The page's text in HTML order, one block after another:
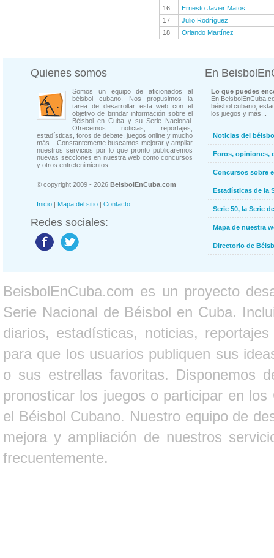
16
Ernesto Javier Matos
17
Julio Rodríguez
18
Orlando Martínez
Quienes somos
Somos un equipo de aficionados al
béisbol cubano. Nos propusimos la
tarea de desarrollar esta web con el
objetivo de brindar información sobre el
Béisbol en Cuba y su Serie Nacional.
Ofrecemos noticias, reportajes,
estadísticas, foros de debate, juegos online y mucho
más... Constantemente buscamos mejorar y ampliar
nuestros servicios por lo que pronto publicaremos
nuevas secciones en nuestra web como concursos
y otros entretenimientos.
© copyright 2009 - 2026 BeisbolEnCuba.com
Inicio | Mapa del sitio | Contacto
Redes sociales:
En
Lo que puedes
En
béisbol cubano,
los juegos y más...
Noticias del
Foros, opiniones,
Concursos sobre
Estadísticas de la
Serie 50, la Serie
Mapa de nuestra
Directorio de
BeisbolEnCuba.com es un proyecto
Serie Nacional de Béisbol en Cuba.
diarios, estadísticas, noticias,
para que los usuarios publiquen sus
o sus estrellas favoritas. Disponemos
pronosticar los juegos o participar en
el Béisbol Cubano. Nuestro equipo de
mejora y ampliación de nuestros
frecuentemente.